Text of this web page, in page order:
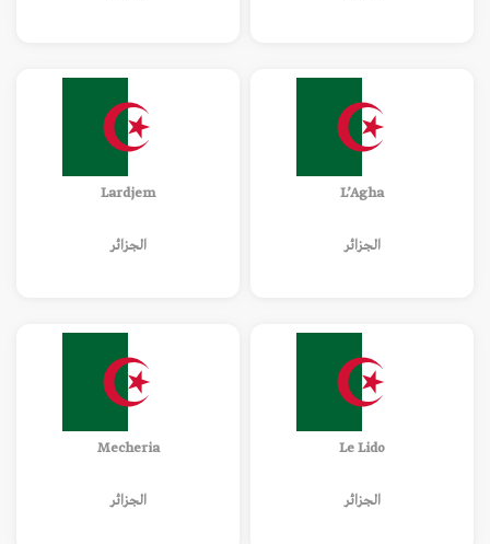
L’Agha
الجزائر
Lardjem
الجزائر
Le Lido
الجزائر
Mecheria
الجزائر